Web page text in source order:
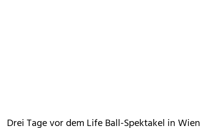
Drei Tage vor dem Life Ball-Spektakel in Wien